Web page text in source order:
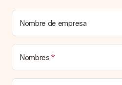
¿Está envuelto mi regalo?
Actualmente, no tenemos (aún)
regalos para envolver tu
una caja decorada con motivos
está listo para ser entregado o
Nombre de empresa
Nombres